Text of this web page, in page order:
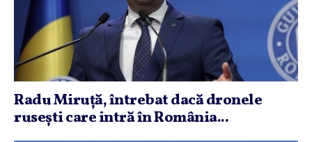
Radu Miruţă, întrebat dacă dronele
ruseşti care intră în România...